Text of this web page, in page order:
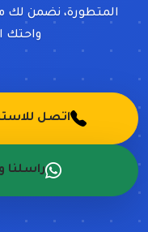
المتطورة، نضمن لك
واحتك
اتصل للاستشارة
راسلنا